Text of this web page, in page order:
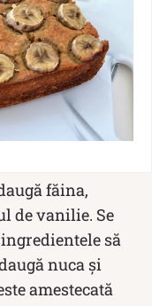
făina,
de vanilie. Se
să
nuca și
amestecată